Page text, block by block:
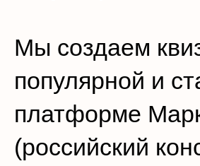
Мы создаем
популярной и
платформе
(российский